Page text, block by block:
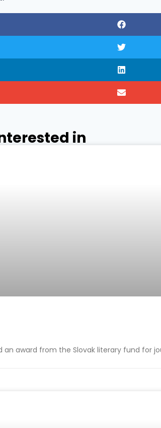
in
an award from the Slovak literary fund for